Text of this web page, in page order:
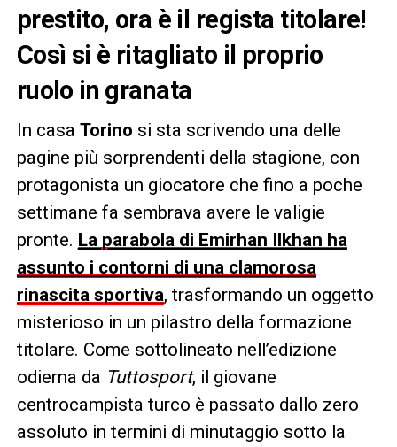
prestito, ora è il regista titolare!
Così si è ritagliato il proprio
ruolo in granata
In casa Torino si sta scrivendo una delle
pagine più sorprendenti della stagione, con
protagonista un giocatore che fino a poche
settimane fa sembrava avere le valigie
pronte. La parabola di Emirhan Ilkhan ha
assunto i contorni di una clamorosa
rinascita sportiva, trasformando un oggetto
misterioso in un pilastro della formazione
titolare. Come sottolineato nell’edizione
odierna da Tuttosport, il giovane
centrocampista turco è passato dallo zero
assoluto in termini di minutaggio sotto la